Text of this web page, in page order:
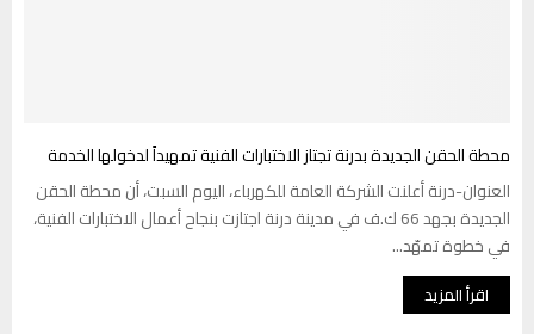
محطة الحقن الجديدة بدرنة تجتاز الاختبارات الفنية تمهيداً لدخولها الخدمة
العنوان-درنة أعلنت الشركة العامة للكهرباء، اليوم السبت، أن محطة الحقن
الجديدة بجهد 66 ك.ف في مدينة درنة اجتازت بنجاح أعمال الاختبارات الفنية،
في خطوة تمهّد...
اقرأ المزيد